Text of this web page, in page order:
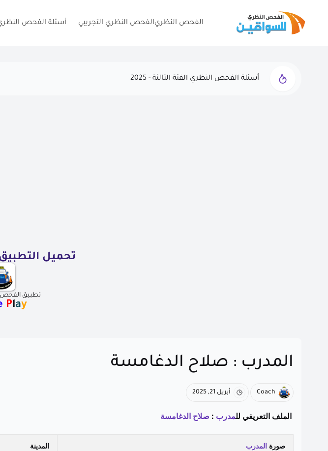
الفحص النظريالفحص النظري التجريبي أسئلة الفحص النظري
أسئلة الفحص النظري الفئة الثالثة - 2025
تحميل
تطبيق الفحص
Play
المدرب : صلاح الدغامسة
Coach أبريل 21, 2025
الملف التعريفي للمدرب : صلاح الدغامسة
صورة المدرب المدينة